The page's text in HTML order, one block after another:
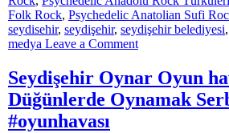
Folk Rock, Psychedelic Anatolian Sufi
seydisehir, seydişehir, seydişehir belediyesi,
medya Leave a Commenton
Susmaz
Psychedelic
Anadolu
Seydişehir Oynar Oyun
Düğünlerde Oynamak
#oyunhavası